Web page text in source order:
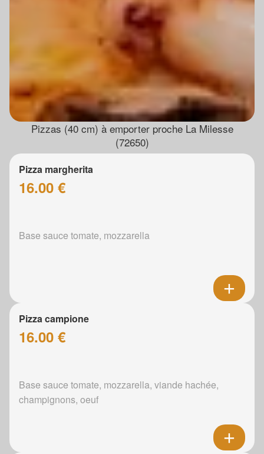
Pizzas (40 cm) à emporter proche La Milesse
(72650)
Pizza margherita
16.00 €
Base sauce tomate, mozzarella
Pizza campione
16.00 €
Base sauce tomate, mozzarella, viande hachée,
champignons, oeuf